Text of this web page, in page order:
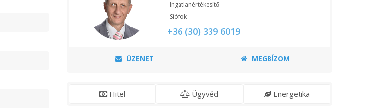
Ingatlanértékesítő
Siófok
+36 (30) 339 6019
ÜZENET MEGBÍZOM
Hitel Ügyvéd Energetika